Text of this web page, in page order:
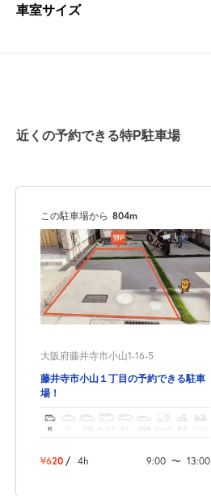
車室サイズ
近くの予約できる特P駐車場
この駐車場から 804m
大阪府藤井寺市小山1-16-5
藤井寺市小山１丁目の予約できる駐車
場！
軽 ボックス SUV トラック バイク
¥620 / 4h 9:00 〜 13:00